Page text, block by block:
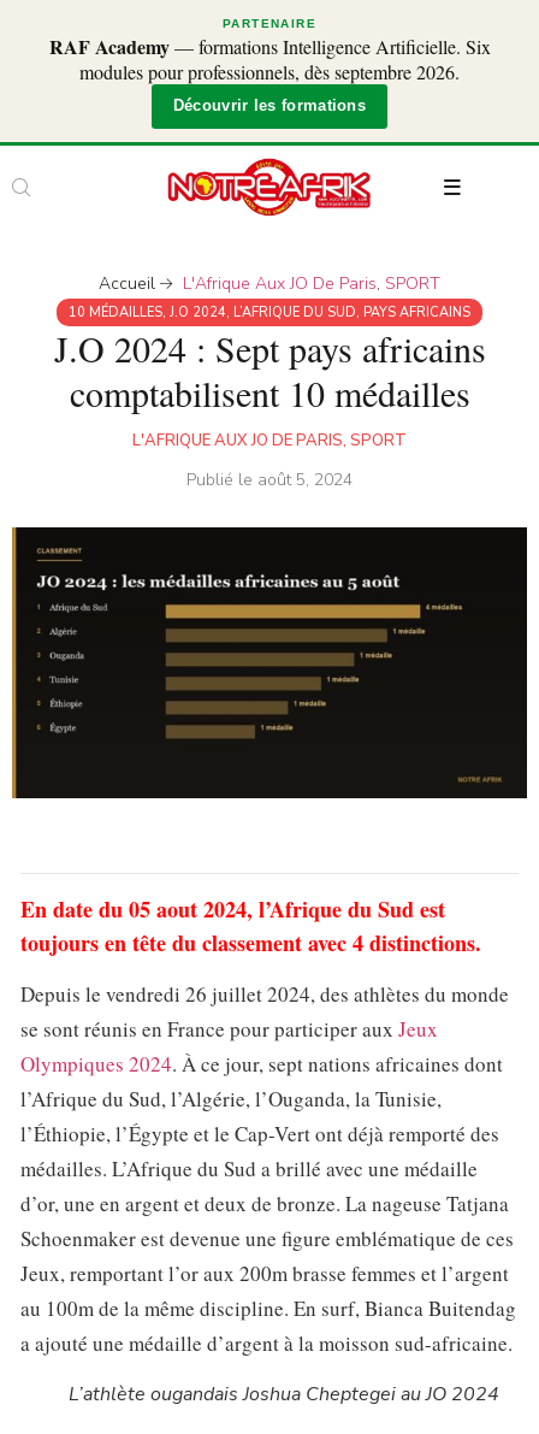
PARTENAIRE
RAF Academy— formations Intelligence Artificielle. Six
modules pour professionnels, dès septembre 2026.
Découvrir les formations
Accueil L'Afrique Aux JO De Paris, SPORT
10 MÉDAILLES, J.O 2024, L’AFRIQUE DU SUD, PAYS AFRICAINS
J.O 2024 : Sept pays africains
comptabilisent 10 médailles
L'AFRIQUE AUX JO DE PARIS, SPORT
Publié le août 5, 2024
En date du 05 aout 2024, l’Afrique du Sud est
toujours en tête du classement avec 4 distinctions.
Depuis le vendredi 26 juillet 2024, des athlètes du monde
se sont réunis en France pour participer aux Jeux
Olympiques 2024. À ce jour, sept nations africaines dont
l’Afrique du Sud, l’Algérie, l’Ouganda, la Tunisie,
l’Éthiopie, l’Égypte et le Cap-Vert ont déjà remporté des
médailles. L’Afrique du Sud a brillé avec une médaille
d’or, une en argent et deux de bronze. La nageuse Tatjana
Schoenmaker est devenue une figure emblématique de ces
Jeux, remportant l’or aux 200m brasse femmes et l’argent
au 100m de la même discipline. En surf, Bianca Buitendag
a ajouté une médaille d’argent à la moisson sud-africaine.
L’athlète ougandais Joshua Cheptegei au JO 2024